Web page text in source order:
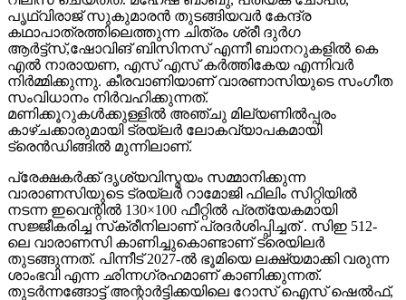
പൃഥ്വിരാജ് സുകുമാരൻ തുടങ്ങിയവർ കേന്ദ്ര
കഥാപാത്രത്തിലെത്തുന്ന ചിത്രം ശ്രീ ദുർഗ
ആർട്ട്സ്,ഷോവിങ് ബിസിനസ് എന്നീ ബാനറുകളിൽ കെ
എൽ നാരായണ, എസ് എസ് കർത്തികേയ എന്നിവർ
നിർമ്മിക്കുന്നു. കീരവാണിയാണ് വാരണാസിയുടെ സംഗീത
സംവിധാനം നിർവഹിക്കുന്നത്.
മണിക്കൂറുകൾക്കുള്ളിൽ അഞ്ചു മില്യണിൽപ്പരം
കാഴ്ചക്കാരുമായി ട്രയ്ലർ ലോകവ്യാപകമായി
ട്രെൻഡിങ്ങിൽ മുന്നിലാണ്.
പ്രേക്ഷകർക്ക് ദൃശ്യവിസ്മയം സമ്മാനിക്കുന്ന
വാരാണസിയുടെ ട്രയ്ലർ റാമോജി ഫിലിം സിറ്റിയിൽ
നടന്ന ഇവെന്റിൽ 130×100 ഫീറ്റിൽ പ്രത്യേകമായി
സജ്ജീകരിച്ച സ്‌ക്രീനിലാണ് പ്രദർശിപ്പിച്ചത് . സിഇ 512-
ലെ വാരാണസി കാണിച്ചുകൊണ്ടാണ് ട്രെയിലര്‍
തുടങ്ങുന്നത്. പിന്നീട് 2027-ല്‍ ഭൂമിയെ ലക്ഷ്യമാക്കി വരുന്ന
ശാംഭവി എന്ന ഛിന്നഗ്രഹമാണ് കാണിക്കുന്നത്.
തുടര്‍ന്നങ്ങോട്ട് അന്റാര്‍ട്ടിക്കയിലെ റോസ് ഐസ് ഷെല്‍ഫ്,